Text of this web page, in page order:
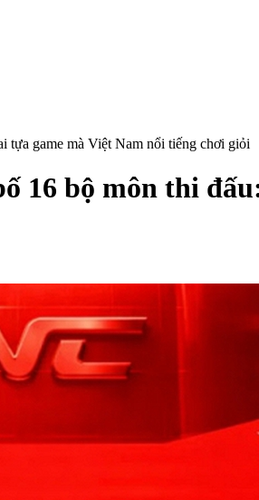
tựa game mà Việt Nam nổi tiếng chơi giỏi
16 bộ môn thi